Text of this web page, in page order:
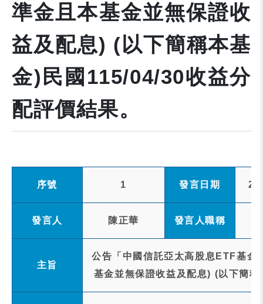
準金且本基金並無保證收
益及配息) (以下簡稱本基
金)民國115/04/30收益分
配評價結果。
序號 1 發言日期
發言人 陳正華 發言人職稱
主旨
公告「中國信託亞太高股息ETF基金
基金並無保證收益及配息) (以下簡